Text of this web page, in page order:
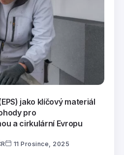
jako klíčový materiál
pro
a cirkulární Evropu
11 Prosince, 2025